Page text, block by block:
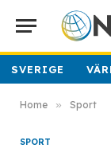
SVERIGE
Home » Sport
SPORT